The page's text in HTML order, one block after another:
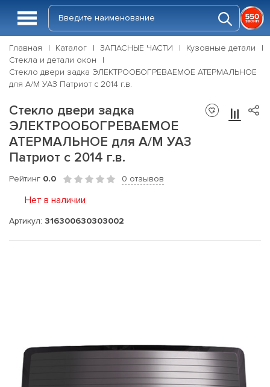
Главная Каталог ЗАПАСНЫЕ ЧАСТИ
Кузовные детали
Стекла и детали окон
Стекло двери задка ЭЛЕКТРООБОГРЕВАЕМОЕ АТЕРМАЛЬНОЕ
для А/М УАЗ Патриот с 2014 г.в.
Стекло двери задка
ЭЛЕКТРООБОГРЕВАЕМОЕ
АТЕРМАЛЬНОЕ для А/М УАЗ
Патриот с 2014 г.в.
Рейтинг 0.0 0 отзывов
Нет в наличии
Артикул: 316300630303002